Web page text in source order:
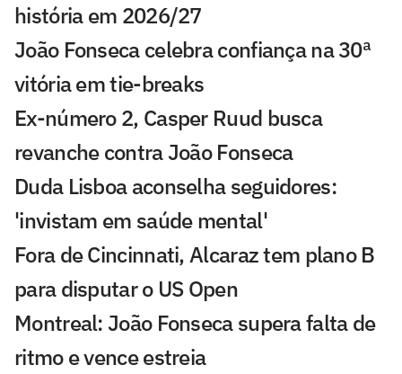
história em 2026/27
João Fonseca celebra confiança na 30ª
vitória em tie-breaks
Ex-número 2, Casper Ruud busca
revanche contra João Fonseca
Duda Lisboa aconselha seguidores:
'invistam em saúde mental'
Fora de Cincinnati, Alcaraz tem plano B
para disputar o US Open
Montreal: João Fonseca supera falta de
ritmo e vence estreia